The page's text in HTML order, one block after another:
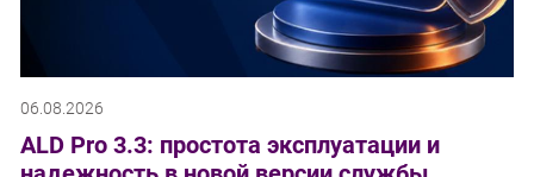
06.08.2026
ALD Pro 3.3: простота эксплуатации и